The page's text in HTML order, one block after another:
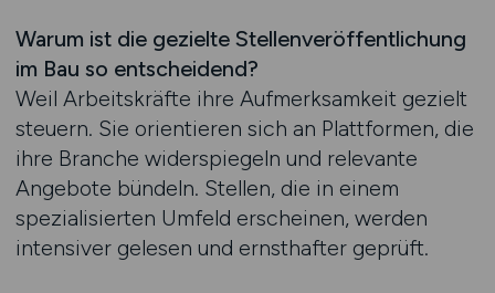
Warum ist die gezielte Stellenveröffentlichung
im Bau so entscheidend?
Weil Arbeitskräfte ihre Aufmerksamkeit gezielt
steuern. Sie orientieren sich an Plattformen, die
ihre Branche widerspiegeln und relevante
Angebote bündeln. Stellen, die in einem
spezialisierten Umfeld erscheinen, werden
intensiver gelesen und ernsthafter geprüft.